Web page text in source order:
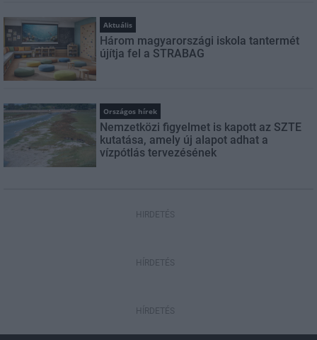
Aktuális
Három magyarországi iskola tantermét
újítja fel a STRABAG
Országos hírek
Nemzetközi figyelmet is kapott az SZTE
kutatása, amely új alapot adhat a
vízpótlás tervezésének
HIRDETÉS
HÍRDETÉS
HÍRDETÉS